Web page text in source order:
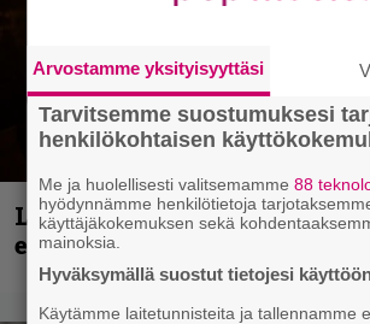
Loppuvuoden Hellsinki
esiintyjät julki
Arvostamme yksityisyyttäsi
Tarvitsemme suostumuksesi
henkilökohtaisen
Me ja huolellisesti valitsemamme88
hyödynnämme henkilötietoja
käyttäjäkokemuksen sekä
mainoksia.
Hyväksymällä suostut tietojesi
Käytämme laitetunnisteita ja tallennamme